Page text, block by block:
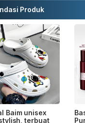
Produk
Baim unisex
terbuat